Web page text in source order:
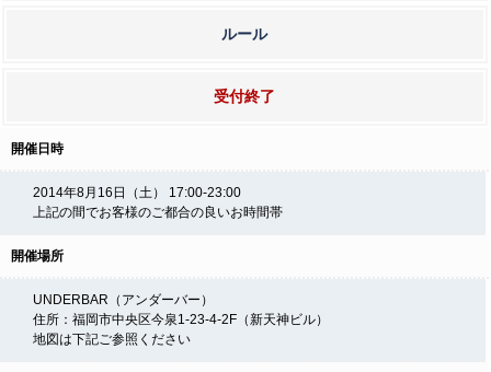
ルール
受付終了
開催日時
2014年8月16日（土） 17:00-23:00
上記の間でお客様のご都合の良いお時間帯
開催場所
UNDERBAR（アンダーバー）
住所：福岡市中央区今泉1-23-4-2F（新天神ビル）
地図は下記ご参照ください